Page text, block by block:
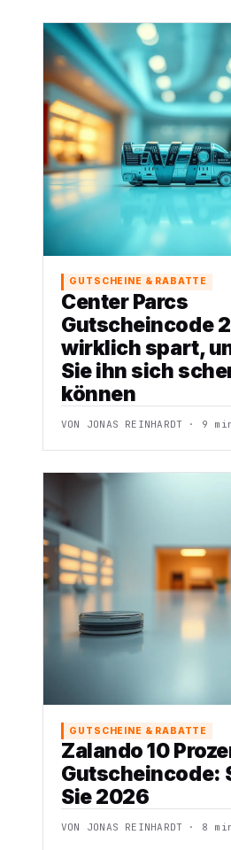
GUTSCHEINE & RABATTE
Center Parcs
Gutscheincode
wirklich spart,
Sie ihn sich
können
VON JONAS REINHARDT · 9
GUTSCHEINE & RABATTE
Zalando 10
Gutscheincode:
Sie 2026
VON JONAS REINHARDT · 8